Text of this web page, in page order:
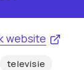
website
televisie